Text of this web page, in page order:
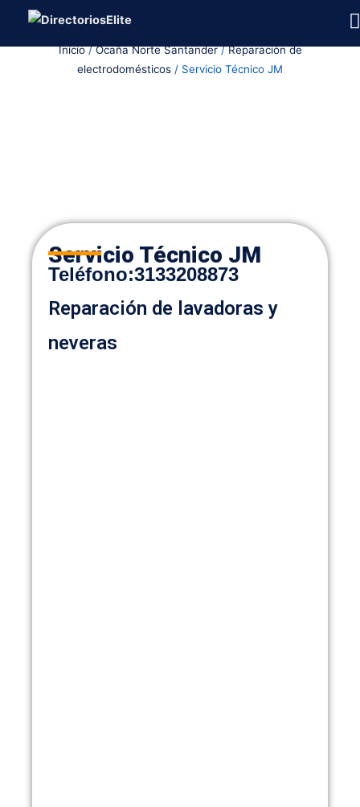
Inicio/Ocaña Norte Santander/Reparación de
electrodomésticos / Servicio Técnico JM
Servicio Técnico JM
Teléfono:3133208873
Reparación de lavadoras y
neveras